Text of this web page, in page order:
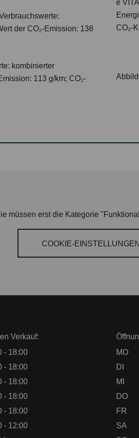
der CO₂-Emission: 138
kombinierter
113 g/km; CO₂-
e
CO₂-
müssen erst die Kategorie
Verkauf:
- 18:00
- 18:00
- 18:00
- 18:00
- 18:00
- 12:00
MO
DI
MI
DO
FR
SA